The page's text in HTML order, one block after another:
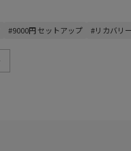
#9000円 セットアップ #リカバリ